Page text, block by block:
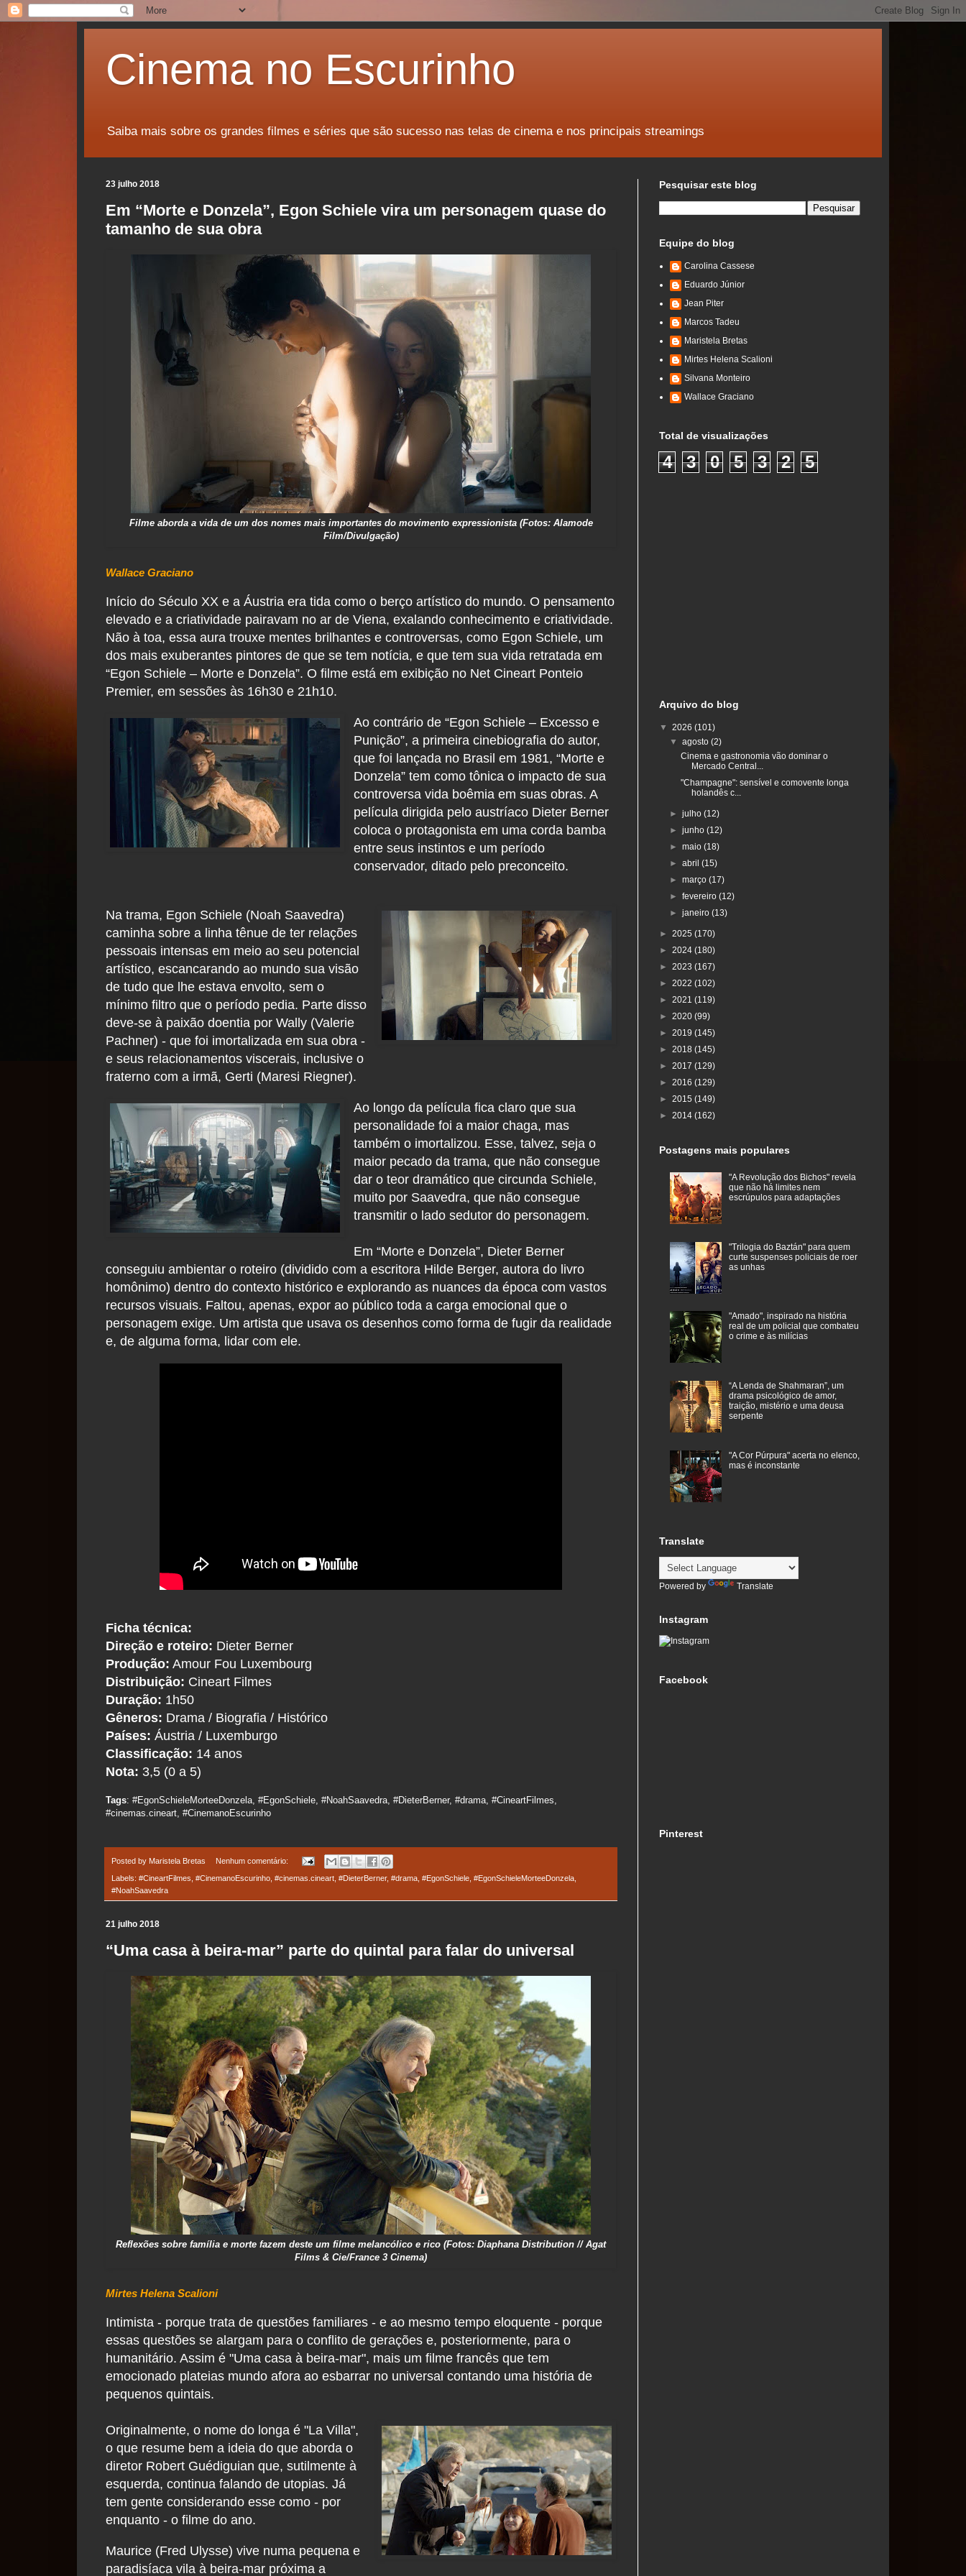
Cinema no Escurinho
Saiba mais sobre os grandes filmes e séries que são sucesso nas telas de cinema e nos principais streamings
23 julho 2018
Em “Morte e Donzela”, Egon Schiele vira um personagem quase do
tamanho de sua obra
Filme aborda a vida de um dos nomes mais importantes do movimento expressionista (Fotos: Alamode
Film/Divulgação)
Wallace Graciano
Início do Século XX e a Áustria era tida como o berço artístico do mundo. O pensamento
elevado e a criatividade pairavam no ar de Viena, exalando conhecimento e criatividade.
Não à toa, essa aura trouxe mentes brilhantes e controversas, como Egon Schiele, um
dos mais exuberantes pintores de que se tem notícia, e que tem sua vida retratada em
“Egon Schiele – Morte e Donzela”. O filme está em exibição no Net Cineart Ponteio
Premier, em sessões às 16h30 e 21h10.
Ao contrário de “Egon Schiele – Excesso e
Punição”, a primeira cinebiografia do autor,
que foi lançada no Brasil em 1981, “Morte e
Donzela” tem como tônica o impacto de sua
controversa vida boêmia em suas obras. A
película dirigida pelo austríaco Dieter Berner
coloca o protagonista em uma corda bamba
entre seus instintos e um período
conservador, ditado pelo preconceito.
Na trama, Egon Schiele (Noah Saavedra)
caminha sobre a linha tênue de ter relações
pessoais intensas em meio ao seu potencial
artístico, escancarando ao mundo sua visão
de tudo que lhe estava envolto, sem o
mínimo filtro que o período pedia. Parte disso
deve-se à paixão doentia por Wally (Valerie
Pachner) - que foi imortalizada em sua obra -
e seus relacionamentos viscerais, inclusive o
fraterno com a irmã, Gerti (Maresi Riegner).
Ao longo da película fica claro que sua
personalidade foi a maior chaga, mas
também o imortalizou. Esse, talvez, seja o
maior pecado da trama, que não consegue
dar o teor dramático que circunda Schiele,
muito por Saavedra, que não consegue
transmitir o lado sedutor do personagem.
Em “Morte e Donzela”, Dieter Berner
conseguiu ambientar o roteiro (dividido com a escritora Hilde Berger, autora do livro
homônimo) dentro do contexto histórico e explorando as nuances da época com vastos
recursos visuais. Faltou, apenas, expor ao público toda a carga emocional que o
personagem exige. Um artista que usava os desenhos como forma de fugir da realidade
e, de alguma forma, lidar com ele.
Ficha técnica:
Direção e roteiro: Dieter Berner
Produção: Amour Fou Luxembourg
Distribuição: Cineart Filmes
Duração: 1h50
Gêneros: Drama / Biografia / Histórico
Países: Áustria / Luxemburgo
Classificação: 14 anos
Nota: 3,5 (0 a 5)
Tags: #EgonSchieleMorteeDonzela, #EgonSchiele, #NoahSaavedra, #DieterBerner, #drama, #CineartFilmes,
#cinemas.cineart, #CinemanoEscurinho
Posted by Maristela Bretas Nenhum comentário:
Labels: #CineartFilmes #CinemanoEscurinho #cinemas.cineart #DieterBerner, #drama #EgonSchiele #EgonSchieleMorteeDonzela
#NoahSaavedra
21 julho 2018
“Uma casa à beira-mar” parte do quintal para falar do universal
Reflexões sobre família e morte fazem deste um filme melancólico e rico (Fotos: Diaphana Distribution // Agat
Films & Cie/France 3 Cinema)
Mirtes Helena Scalioni
Intimista - porque trata de questões familiares - e ao mesmo tempo eloquente - porque
essas questões se alargam para o conflito de gerações e, posteriormente, para o
humanitário. Assim é "Uma casa à beira-mar", mais um filme francês que tem
emocionado plateias mundo afora ao esbarrar no universal contando uma história de
pequenos quintais.
Originalmente, o nome do longa é "La Villa",
o que resume bem a ideia do que aborda o
diretor Robert Guédiguian que, sutilmente à
esquerda, continua falando de utopias. Já
tem gente considerando esse como - por
enquanto - o filme do ano.
Maurice (Fred Ulysse) vive numa pequena e
paradisíaca vila à beira-mar próxima a
Pesquisar este blog
Equipe do blog
Carolina Cassese
Eduardo Júnior
Jean Piter
Marcos Tadeu
Maristela Bretas
Mirtes Helena Scalioni
Silvana Monteiro
Wallace Graciano
Total de visualizações
4 3 0 5 3 2 5
Arquivo do blog
▼ 2026 (101)
▼agosto(2)
Cinema e gastronomia vão dominar o
Mercado Central...
"Champagne": sensível e comovente longa
holandês c...
►julho(12)
►junho(12)
►maio(18)
►abril(15)
►março(17)
►fevereiro(12)
►janeiro(13)
► 2025 (170)
► 2024 (180)
► 2023 (167)
► 2022 (102)
► 2021 (119)
► 2020 (99)
► 2019 (145)
► 2018 (145)
► 2017 (129)
► 2016 (129)
► 2015 (149)
► 2014 (162)
Postagens mais populares
"A Revolução dos Bichos" revela
que não há limites nem
escrúpulos para adaptações
"Trilogia do Baztán" para quem
curte suspenses policiais de roer
as unhas
"Amado", inspirado na história
real de um policial que combateu
o crime e às milícias
“A Lenda de Shahmaran”, um
drama psicológico de amor,
traição, mistério e uma deusa
serpente
"A Cor Púrpura" acerta no elenco,
mas é inconstante
Translate
Powered by Translate
Instagram
Facebook
Pinterest